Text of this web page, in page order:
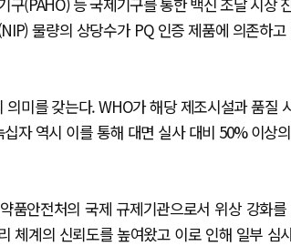
물량의 상당수가 PQ 인증 제품에 의존하
미를 갖는다. WHO가 해당 제조시설과 품질
자 역시 이를 통해 대면 실사 대비 50% 이상
품안전처의 국제 규제기관으로서 위상 강화
체계의 신뢰도를 높여왔고 이로 인해 일부 심